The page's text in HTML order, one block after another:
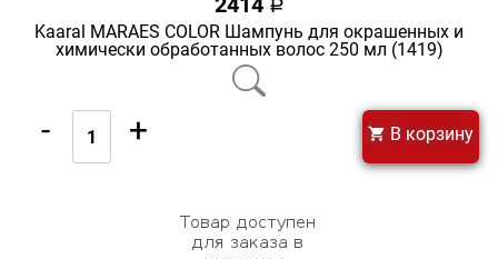
a
Kaaral MARAES COLOR Шампунь для окрашенных и
химически обработанных волос 250 мл (1419)
- + В корзину